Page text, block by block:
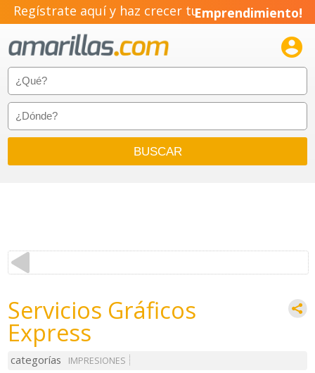
Regístrate aquí y haz crecer tuEmprendimiento!

Servicios Gráficos
Express
categorías IMPRESIONES